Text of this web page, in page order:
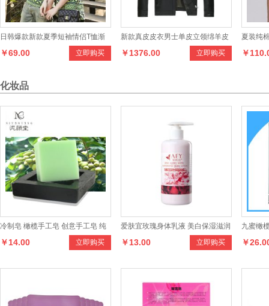
日韩爆款新款夏季短袖情侣T恤渐
变个性印花情侣装 立即购买
￥69.00
新款真皮皮衣男士单皮立领绵羊皮
时尚机车皮夹克 立即购买
￥1376.00
夏装纯
中年翻
￥
化妆品
冷制皂 橄榄手工皂 创意手工皂 纯
天然手工皂 立即购买
￥14.00
爱肤宜玫瑰身体乳液 美白保湿滋润
全身香体乳润体乳 立即购买
￥13.00
九蜜橄
面膜 水
￥